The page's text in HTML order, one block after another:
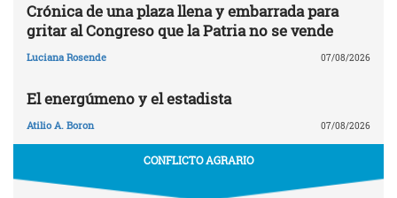
Crónica de una plaza llena y embarrada para
gritar al Congreso que la Patria no se vende
Luciana Rosende 07/08/2026
El energúmeno y el estadista
Atilio A. Boron 07/08/2026
CONFLICTO AGRARIO